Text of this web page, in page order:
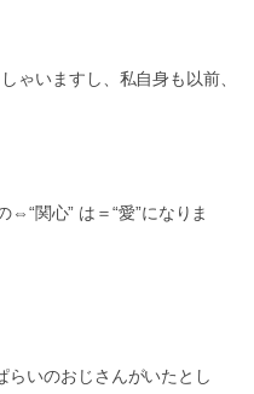
ゃいますし、私自身も以前、
⇔“関心” は＝“愛”になりま
らいのおじさんがいたとし